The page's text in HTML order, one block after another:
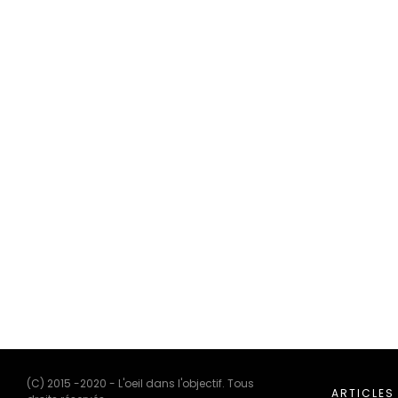
(C) 2015 -2020 - L'oeil dans l'objectif. Tous
ARTICLES